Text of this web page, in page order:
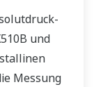
und
Messung